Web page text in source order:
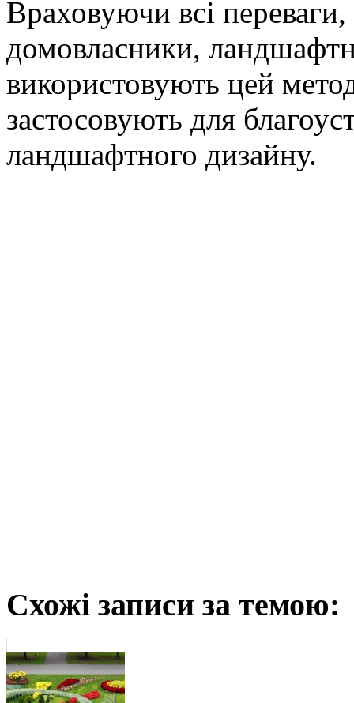
Враховуючи всі переваги,
домовласники,
використовують цей
застосовують для
ландшафтного дизайну.
Схожі записи за темою: